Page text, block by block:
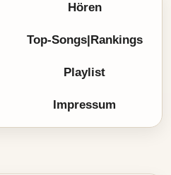
Hören
Top-Songs|Rankings
Playlist
Impressum